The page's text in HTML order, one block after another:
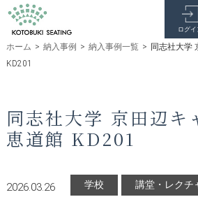
ログイ
ホーム > 納入事例 > 納入事例一覧 > 同志社大学
KD201
同志社大学 京田辺キ
恵道館 KD201
2026.03.26 学校 講堂・レクチ